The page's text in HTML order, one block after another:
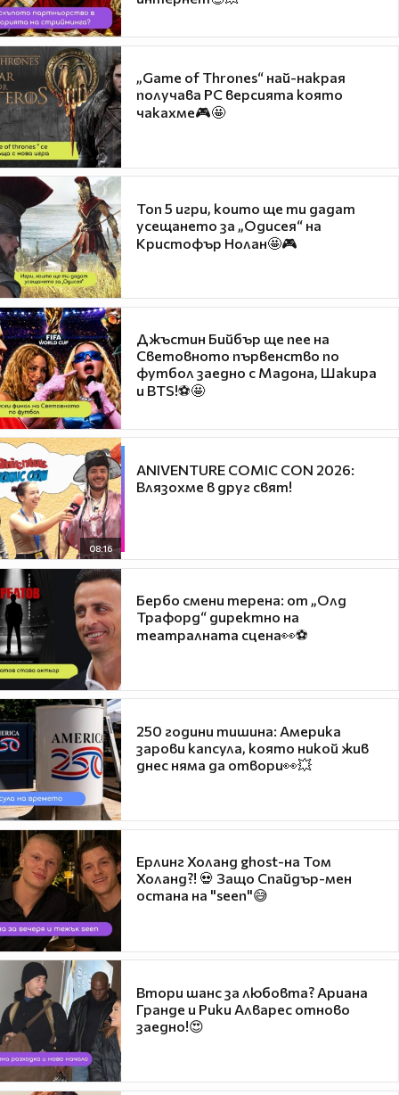
„Game of Thrones“ най-накрая
получава PC версията която
чакахме🎮🤩
Топ 5 игри, които ще ти дадат
усещането за „Одисея“ на
Кристофър Нолан🤩🎮
Джъстин Бийбър ще пее на
Световното първенство по
футбол заедно с Мадона, Шакира
и BTS!⚽🤩
08:16
ANIVENTURE COMIC CON 2026:
Влязохме в друг свят!
Бербо смени терена: от „Олд
Трафорд“ директно на
театралната сцена👀⚽
250 години тишина: Америка
зарови капсула, която никой жив
днес няма да отвори👀💥
Ерлинг Холанд ghost-на Том
Холанд?! 💀 Защо Спайдър-мен
остана на "seen"😅
Втори шанс за любовта? Ариана
Гранде и Рики Алварес отново
заедно!😍